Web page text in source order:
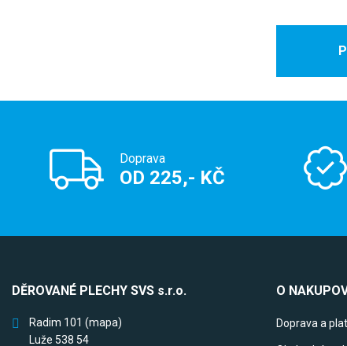
Doprava
OD 225,- KČ
DĚROVANÉ PLECHY SVS s.r.o.
Radim 101 (mapa)
Luže 538 54
O
Doprava a